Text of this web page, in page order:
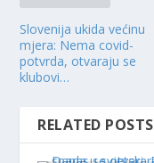
Slovenija ukida većinu
mjera: Nema covid-
potvrda, otvaraju se
klubovi…
RELATED POSTS